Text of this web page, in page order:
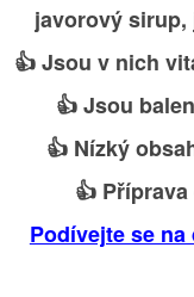
javorový
👍 Jsou v nich
👍 Jsou
👍 Nízký
👍
Podívejte se